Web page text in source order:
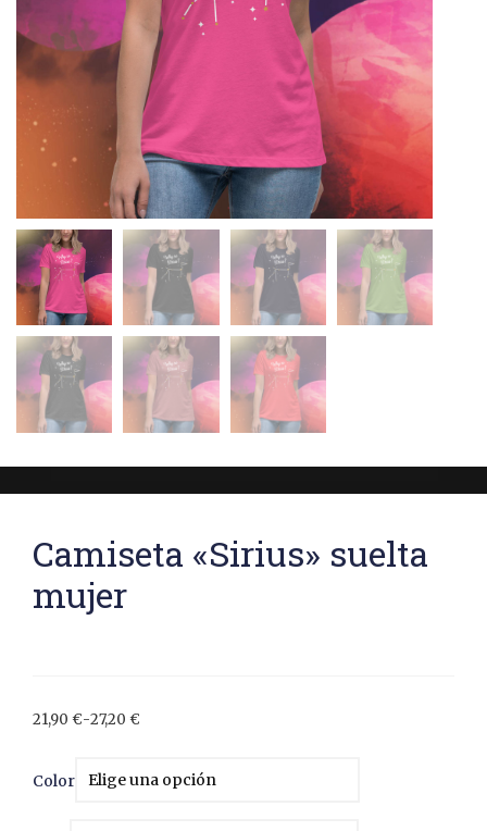
Camiseta «Sirius» suelta
mujer
21,90 €-27,20 €
Color